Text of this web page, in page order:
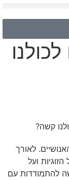
קשה?
לאורך
ועל
להתמודדות עם